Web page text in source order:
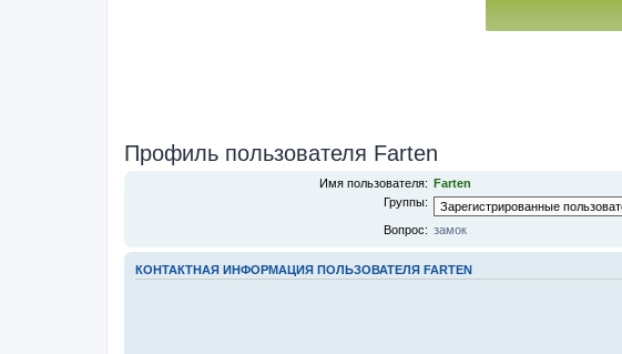
Профиль пользователя Farten
Имя пользователя: Farten
Группы:
Вопрос: замок
КОНТАКТНАЯ ИНФОРМАЦИЯ ПОЛЬЗОВАТЕЛЯ FARTEN